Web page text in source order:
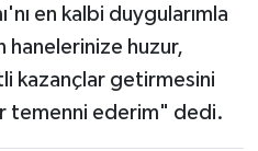
en kalbi duygularımla
hanelerinize huzur,
kazançlar getirmesini
temenni ederim" dedi.